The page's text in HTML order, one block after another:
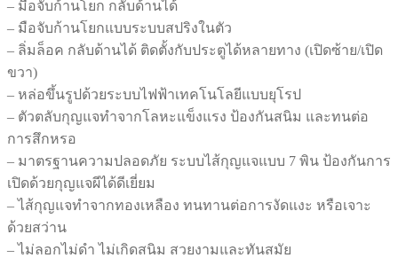
Brushed
Gold
เก
รด
พรี
เมี่
ยม
รุ่น
TG68
ชิ้น
– มือจับก้านโยก กลับด้านได้
– มือจับก้านโยกแบบระบบสปริงในตัว
– ลิ่มล็อค กลับด้านได้ ติดตั้งกับประตูได้หลายทาง (เปิดซ้าย/เปิด
ขวา)
– หล่อขึ้นรูปด้วยระบบไฟฟ้าเทคโนโลยีแบบยุโรป
– ตัวตลับกุญแจทำจากโลหะแข็งแรง ป้องกันสนิม และทนต่อ
การสึกหรอ
– มาตรฐานความปลอดภัย ระบบไส้กุญแจแบบ 7 พิน ป้องกันการ
เปิดด้วยกุญแจผีได้ดีเยี่ยม
– ไส้กุญแจทำจากทองเหลือง ทนทานต่อการงัดแงะ หรือเจาะ
ด้วยสว่าน
– ไม่ลอกไม่ดำ ไม่เกิดสนิม สวยงามและทันสมัย